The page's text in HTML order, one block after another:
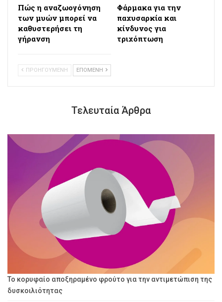
Πώς η αναζωογόνηση
των μυών μπορεί να
καθυστερήσει τη
γήρανση
Φάρμακα για την
παχυσαρκία και
κίνδυνος για
τριχόπτωση
ΠΡΟΗΓΟΥΜΕΝΗ ΕΠΟΜΕΝΗ
Τελευταία Άρθρα
Το κορυφαίο αποξηραμένο φρούτο για την αντιμετώπιση της
δυσκοιλιότητας